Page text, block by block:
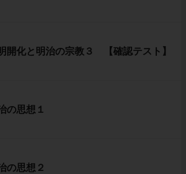
開化と明治の宗教３ 【確認テスト】
の思想１
の思想２